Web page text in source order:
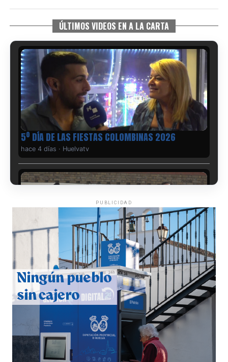
ÚLTIMOS VIDEOS EN A LA CARTA
5º DÍA DE LAS FIESTAS COLOMBINAS 2026
hace 4 días · Huelvatv
CUARTA CORRIDA DE LAS FIESTAS COLOMBINAS
2026
hace 5 días·Huelvatv
PUBLICIDAD